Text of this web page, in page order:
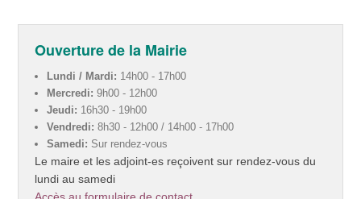
Ouverture de la Mairie
Lundi / Mardi: 14h00 - 17h00
Mercredi: 9h00 - 12h00
Jeudi: 16h30 - 19h00
Vendredi: 8h30 - 12h00 / 14h00 - 17h00
Samedi: Sur rendez-vous
Le maire et les adjoint-es reçoivent sur rendez-vous du
lundi au samedi